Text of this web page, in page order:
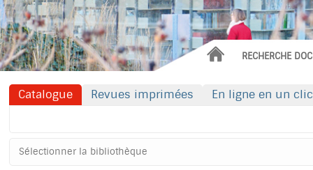
ACCUEIL RECHERCHE
Catalogue Revues imprimées En ligne en un clic
votre